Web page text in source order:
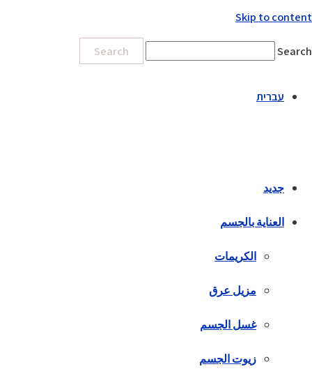
Skip to content
Search
Search
עברית
جديد
العناية بالجسم
الكريمات
مزيل عرق
غسل الجسم
زيوت الجسم